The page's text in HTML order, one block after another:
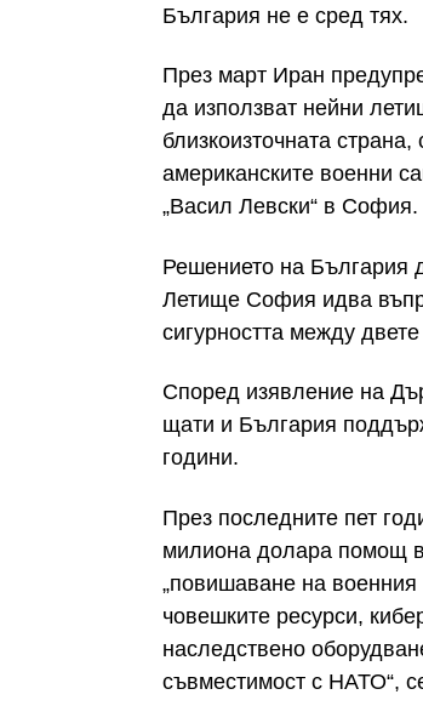
България не е сред тях.
През март Иран
да използват нейни
близкоизточната
американските военни
„Васил Левски“ в София.
Решението на България
Летище София идва
сигурността между
Според изявление на
щати и България
години.
През последните пет
милиона долара помощ в
„повишаване на
човешките ресурси,
наследствено
съвместимост с НАТО“,